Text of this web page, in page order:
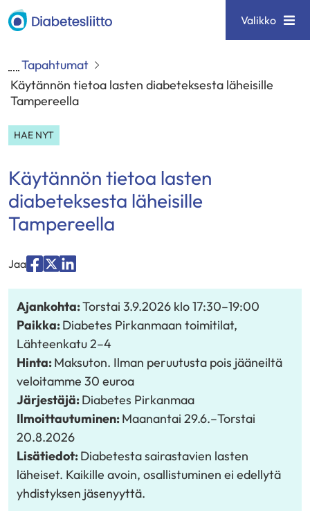
Siirry
sisältöön
Diabetesliitto Valikko
Tapahtumat
Käytännön tietoa lasten diabeteksesta läheisille
Tampereella
HAE NYT
Käytännön tietoa lasten
diabeteksesta läheisille
Tampereella
Jaa
"Facebook"
"X""LinkedIn"
Ajankohta:Torstai 3.9.2026 klo 17:30–19:00
Paikka:Diabetes Pirkanmaan toimitilat,
Lähteenkatu 2–4
Hinta:Maksuton. Ilman peruutusta pois jääneiltä
veloitamme 30 euroa
Järjestäjä:Diabetes Pirkanmaa
Ilmoittautuminen:Maanantai 29.6.–Torstai
20.8.2026
Lisätiedot:Diabetesta sairastavien lasten
läheiset. Kaikille avoin, osallistuminen ei edellytä
yhdistyksen jäsenyyttä.